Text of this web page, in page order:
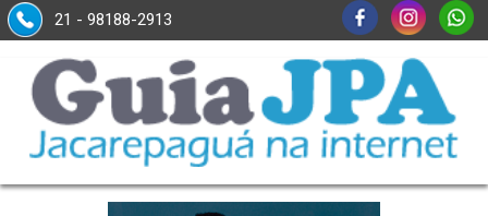
21 - 98188-2913